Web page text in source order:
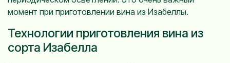
момент при приготовлении вина из Изабеллы.
Технологии приготовления вина из
сорта Изабелла